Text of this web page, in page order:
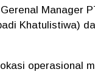
Manager
Khatulistiwa)
operasional